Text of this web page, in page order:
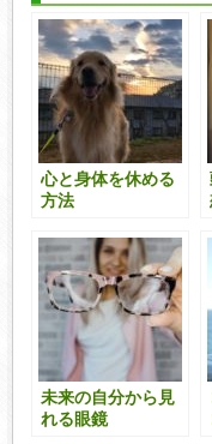
心と身体を休める
方法
未来の自分から見
れる眼鏡